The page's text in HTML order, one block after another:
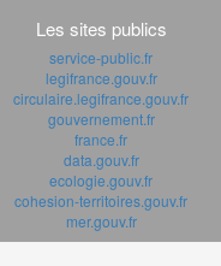
Les sites publics
service-public.fr
legifrance.gouv.fr
circulaire.legifrance.gouv.fr
gouvernement.fr
france.fr
data.gouv.fr
ecologie.gouv.fr
cohesion-territoires.gouv.fr
mer.gouv.fr